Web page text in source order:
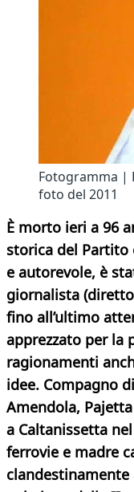
Fotogramma |
foto del 2011
È morto ieri a 96
storica del Partito
e autorevole, è
giornalista
fino all’ultimo
apprezzato per la
ragionamenti
idee. Compagno
Amendola,
a Caltanissetta
ferrovie e madre
clandestinamente